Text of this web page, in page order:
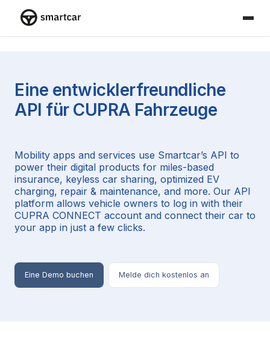
Eine entwicklerfreundliche
API für CUPRA Fahrzeuge
Mobility apps and services use Smartcar’s API to
power their digital products for miles-based
insurance, keyless car sharing, optimized EV
charging, repair & maintenance, and more. Our API
platform allows vehicle owners to log in with their
CUPRA CONNECT account and connect their car to
your app in just a few clicks.
Eine Demo buchen Melde dich kostenlos an